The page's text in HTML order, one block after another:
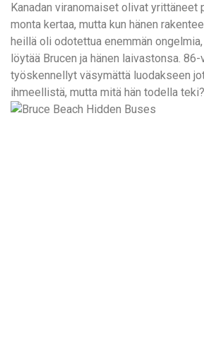
Kanadan viranomaiset olivat yrittäneet
monta kertaa, mutta kun hänen
heillä oli odotettua enemmän
löytää Brucen ja hänen laivastonsa.
työskennellyt väsymättä luodakseen
ihmeellistä, mutta mitä hän todella teki?